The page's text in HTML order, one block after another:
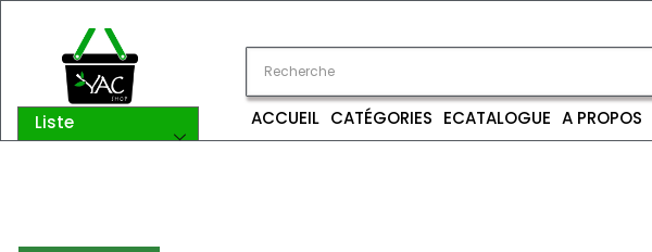
Liste
ACCUEIL CATÉGORIES ECATALOGUE A PROPOS